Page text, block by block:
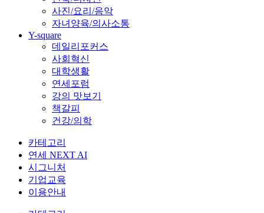
사진/요리/음악
자녀양육/의사소통
Y-square
데일리포커스
사회혁신
대학생활
연세포럼
강의 맛보기
책갈피
건강/의학
카테고리
연세 NEXT AI
시그니처
기업교육
이용안내